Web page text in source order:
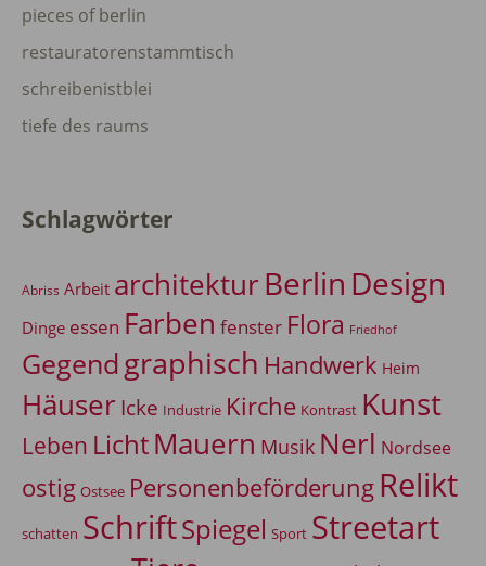
pieces of berlin
restauratorenstammtisch
schreibenistblei
tiefe des raums
Schlagwörter
Abriss Arbeit architekturBerlin Design
Dinge essen Farben fenster Flora Friedhof
Gegendgraphisch Handwerk Heim
Häuser Icke Industrie Kirche Kontrast Kunst
Leben LichtMauern Musik Nerl Nordsee
ostig Ostsee Personenbeförderung Relikt
schatten SchriftSpiegel Sport Streetart